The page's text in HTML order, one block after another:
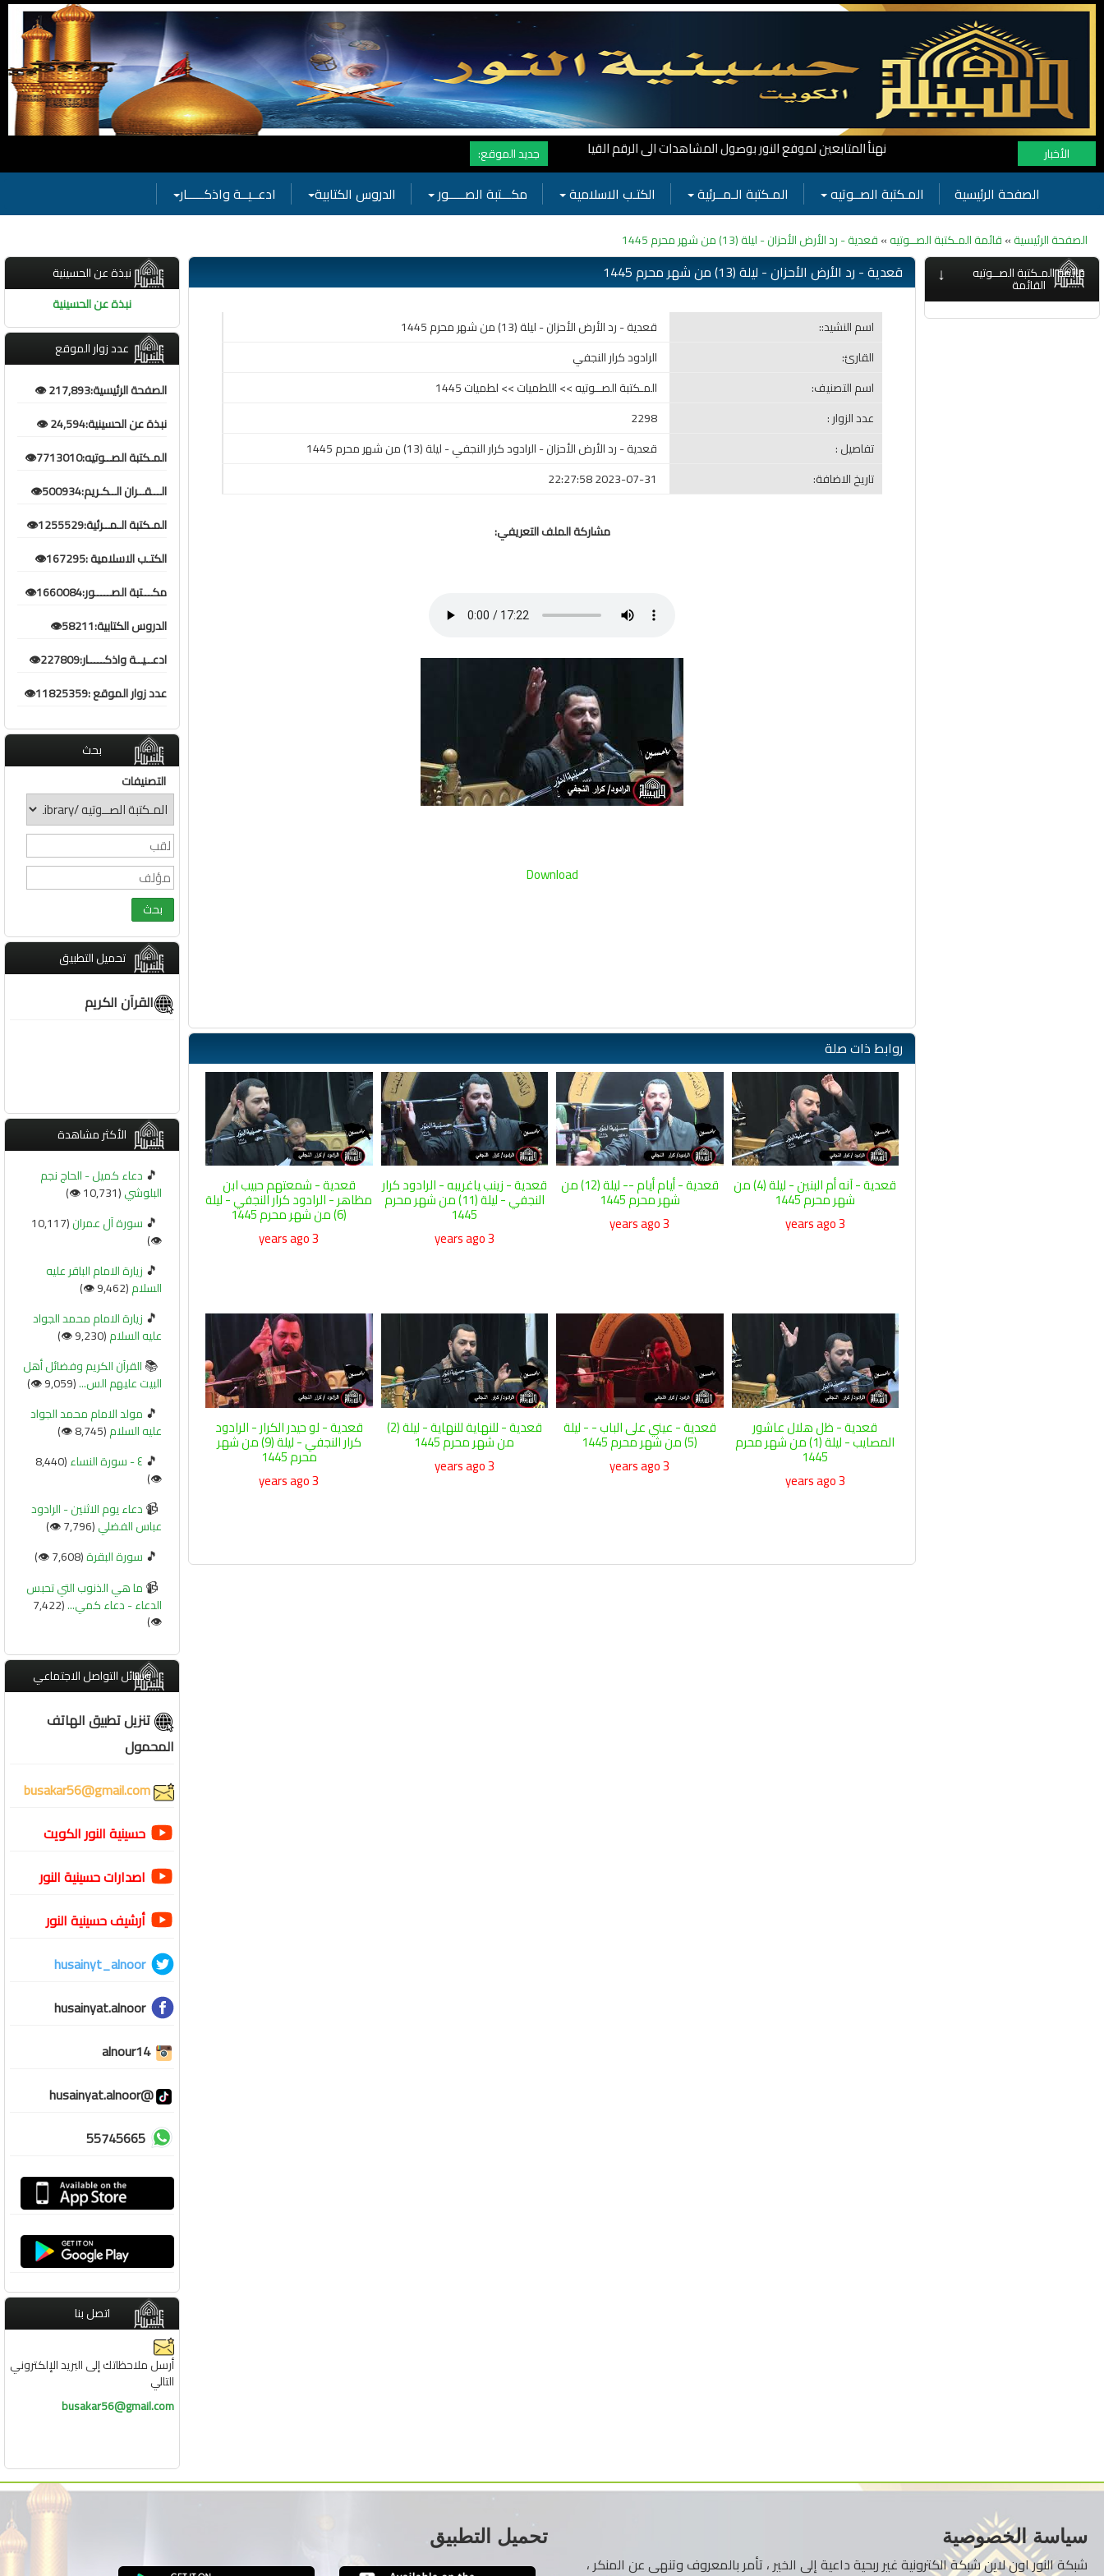
الأخبار نهنأ المتابعين لموفع النور بوصول المشاهدات الى الرقم القياسي 11 مليون مشاهدة خلال فترة قصيرة وهذا كله بجهودكم واهتمامكم بفعاليات الحسينية جديد الموقع:
الصفحة الرئيسية المـكتبة الصــوتيه المـكتبة الـمــرئية الكتـب الاسلامية مكـــتبة الصـــــور الدروس الكتابية ادعــيــة واذكـــــار
الصفحة الرئيسية»قائمة المـكتبة الصــوتيه»قعدية - رد الأرض الأحزان - ليلة (13) من شهر محرم 1445
↓ قائمة المـكتبة الصــوتيه
القائمة
قعدية - رد الأرض الأحزان - ليلة (13) من شهر محرم 1445
اسم النشيد::
قعدية - رد الأرض الأحزان - ليلة (13) من شهر محرم 1445
القارئ:
الرادود كرار النجفي
اسم التصنيف:
المـكتبة الصــوتيه >> اللطميات >> لطميات 1445
عدد الزوار :
2298
تفاصيل :
قعدية - رد الأرض الأحزان - الرادود كرار النجفي - ليلة (13) من شهر محرم 1445
تاريخ الاضافة:
2023-07-31 22:27:58
مشاركة الملف التعريفي:
Download
روابط ذات صلة
قعدية - آنه أم البنين - ليلة (4) من
شهر محرم 1445
3 years ago
قعدية - أيام أيام -- ليلة (12) من
شهر محرم 1445
3 years ago
قعدية - زينب ياغريبه - الرادود كرار
النجفي - ليلة (11) من شهر محرم
1445
3 years ago
قعدية - شمعتهم حبيب ابن
مظاهر - الرادود كرار النجفي - ليلة
(6) من شهر محرم 1445
3 years ago
قعدية - ظل هلال عاشور
المصايب - ليلة (1) من شهر محرم
1445
3 years ago
قعدية - عيني على الباب - - ليلة
(5) من شهر محرم 1445
3 years ago
قعدية - للنهاية للنهاية - ليلة (2)
من شهر محرم 1445
3 years ago
قعدية - لو حيدر الكرار - الرادود
كرار النجفي - ليلة (9) من شهر
محرم 1445
3 years ago
نبذة عن الحسينية
نبذة عن الحسينية
عدد زوار الموقع
الصفحة الرئيسية:217,893 👁️
نبذة عن الحسينية:24,594 👁️
المـكتبة الصــوتيه:7713010👁️
الـــقــران الــكـريم:500934👁️
المـكتبة الـمــرئية:1255529👁️
الكتـب الاسلامية :167295👁️
مكـــتبة الصـــــور:1660084👁️
الدروس الكتابية:58211👁️
ادعــيــة واذكـــــار:227809👁️
عدد زوار الموقع :11825359👁️
بحث
التصنيفات
تحميل التطبيق
القرآن الكريم
الأكثر مشاهدة
🎵 دعاء كميل - الحاج نجم
البلوشي(10,731 👁️)
🎵 سورة آل عمران (10,117
👁️)
🎵 زيارة الامام الباقر عليه
السلام(9,462 👁️)
🎵 زيارة الامام محمد الجواد
عليه السلام(9,230 👁️)
📚القرآن الكريم وفضائل أهل
البيت عليهم الس...(9,059 👁️)
🎵 مولد الامام محمد الجواد
عليه السلام(8,745 👁️)
🎵 ٤ - سورة النساء
(8,440
👁️)
📹دعاء يوم الاثنين - الرادود
عباس الفضلي(7,796 👁️)
🎵 سورة البقرة(7,608 👁️)
📹ما هي الذنوب التي تحبس
الدعاء - دعاء كمي... (7,422
👁️)
وسائل التواصل الاجتماعي
تنزيل تطبيق الهاتف
المحمول
حسينية النور الكويت
اصدارات حسينية النور
أرشيف حسينية النور
husainyt_alnoor
husainyat.alnoor
alnour14
@husainyat.alnoor
55745665
اتصل بنا
أرسل ملاحظاتك إلى البريد الإلكتروني
التالي
busakar56@gmail.com
سياسة الخصوصية
شبكة النور اون لاين شبكة الكترونية غير ربحية داعية إلى الخير ، تأمر بالمعروف وتنهى عن المنكر ،
تحميل التطبيق